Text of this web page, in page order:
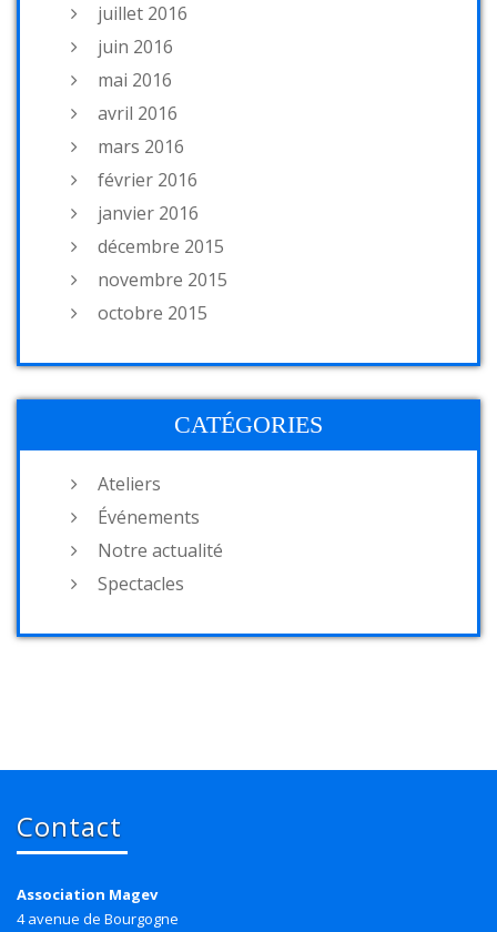
juillet 2016
juin 2016
mai 2016
avril 2016
mars 2016
février 2016
janvier 2016
décembre 2015
novembre 2015
octobre 2015
CATÉGORIES
Ateliers
Événements
Notre actualité
Spectacles
Contact
Association Magev
4 avenue de Bourgogne